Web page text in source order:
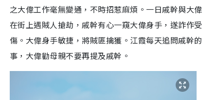
之大偉工作毫無變通，不時招惹麻煩。一日戚幹與大偉
在街上遇賊人搶劫，戚幹有心一窺大偉身手，遂詐作受
傷。大偉身手敏捷，將賊匪擒獲。江霞每天追問戚幹的
事，大偉勸母親不要再提及戚幹。